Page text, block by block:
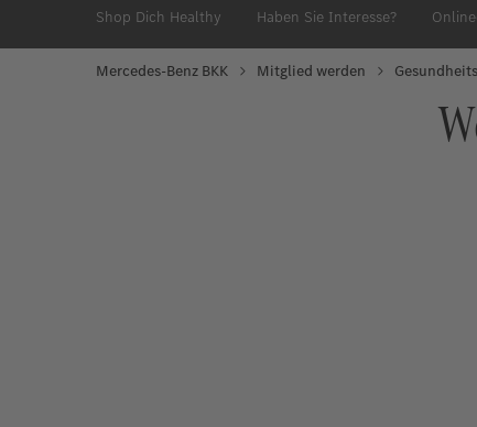
Shop Dich Healthy Haben Sie Interesse?
Mercedes-Benz BKK Mitglied werden